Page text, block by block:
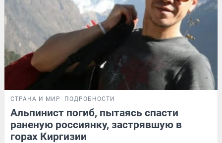
СТРАНА И МИР ПОДРОБНОСТИ
Альпинист погиб, пытаясь спасти
раненую россиянку, застрявшую в
горах Киргизии